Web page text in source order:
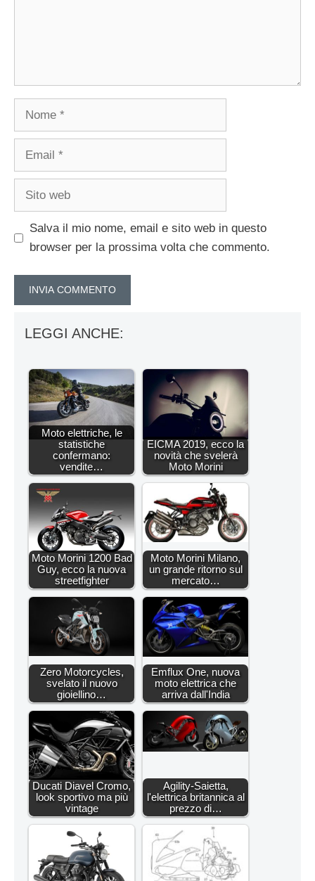
Nome
Email
Sito
Salva il mio nome, email e sito web in questo
browser per la prossima volta che commento.
LEGGI ANCHE:
Moto elettriche, le
statistiche
confermano:
vendite…
EICMA 2019, ecco la
novità che svelerà
Moto Morini
Moto Morini 1200 Bad
Guy, ecco la nuova
streetfighter
Moto Morini Milano,
un grande ritorno sul
mercato…
Zero Motorcycles,
svelato il nuovo
gioiellino…
Emflux One, nuova
moto elettrica che
arriva dall'India
Ducati Diavel Cromo,
look sportivo ma più
vintage
Agility-Saietta,
l'elettrica britannica al
prezzo di…